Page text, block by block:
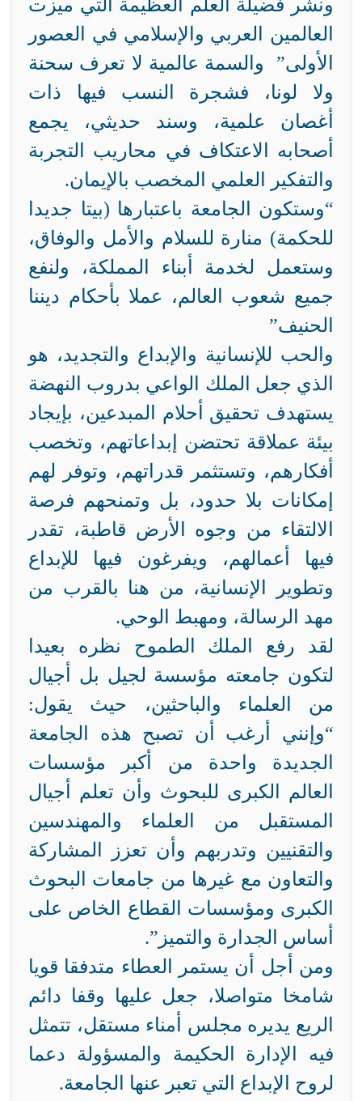
ونشر فضيلة العلم العظيمة التي ميزت
العالمين العربي والإسلامي في العصور
الأولى” والسمة عالمية لا تعرف سحنة
ولا لونا، فشجرة النسب فيها ذات
أغصان علمية، وسند حديثي، يجمع
أصحابه الاعتكاف في محاريب التجربة
والتفكير العلمي المخصب بالإيمان.
“وستكون الجامعة باعتبارها (بيتا جديدا
للحكمة) منارة للسلام والأمل والوفاق،
وستعمل لخدمة أبناء المملكة، ولنفع
جميع شعوب العالم، عملا بأحكام ديننا
الحنيف”
والحب للإنسانية والإبداع والتجديد، هو
الذي جعل الملك الواعي بدروب النهضة
يستهدف تحقيق أحلام المبدعين، بإيجاد
بيئة عملاقة تحتضن إبداعاتهم، وتخصب
أفكارهم، وتستثمر قدراتهم، وتوفر لهم
إمكانات بلا حدود، بل وتمنحهم فرصة
الالتقاء من وجوه الأرض قاطبة، تقدر
فيها أعمالهم، ويفرغون فيها للإبداع
وتطوير الإنسانية، من هنا بالقرب من
مهد الرسالة، ومهبط الوحي.
لقد رفع الملك الطموح نظره بعيدا
لتكون جامعته مؤسسة لجيل بل أجيال
من العلماء والباحثين، حيث يقول:
“وإنني أرغب أن تصبح هذه الجامعة
الجديدة واحدة من أكبر مؤسسات
العالم الكبرى للبحوث وأن تعلم أجيال
المستقبل من العلماء والمهندسين
والتقنيين وتدربهم وأن تعزز المشاركة
والتعاون مع غيرها من جامعات البحوث
الكبرى ومؤسسات القطاع الخاص على
أساس الجدارة والتميز”.
ومن أجل أن يستمر العطاء متدفقا قويا
شامخا متواصلا، جعل عليها وقفا دائم
الريع يديره مجلس أمناء مستقل، تتمثل
فيه الإدارة الحكيمة والمسؤولة دعما
لروح الإبداع التي تعبر عنها الجامعة.